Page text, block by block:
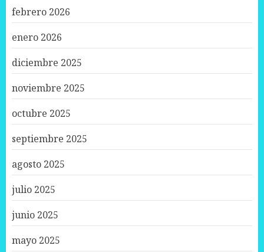
febrero 2026
enero 2026
diciembre 2025
noviembre 2025
octubre 2025
septiembre 2025
agosto 2025
julio 2025
junio 2025
mayo 2025